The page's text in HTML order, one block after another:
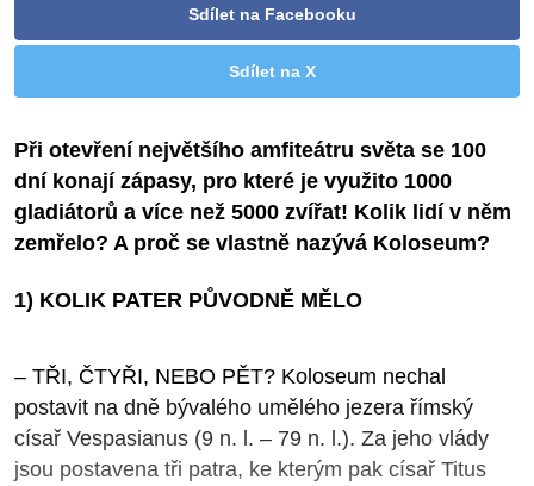
Sdílet na Facebooku
Sdílet na X
Při otevření největšího amﬁteátru světa se 100
dní konají zápasy, pro které je využito 1000
gladiátorů a více než 5000 zvířat! Kolik lidí v něm
zemřelo? A proč se vlastně nazývá Koloseum?
1) KOLIK PATER PŮVODNĚ MĚLO
– TŘI, ČTYŘI, NEBO PĚT? Koloseum nechal
postavit na dně bývalého umělého jezera římský
císař Vespasianus (9 n. l. – 79 n. l.). Za jeho vlády
jsou postavena tři patra, ke kterým pak císař Titus